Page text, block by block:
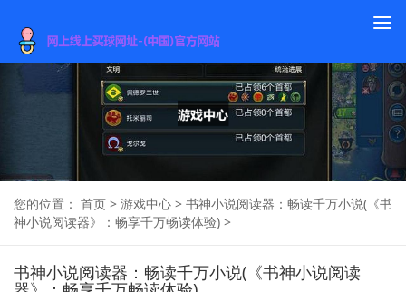
您的位置： 首页 > 游戏中心 > 书神小说阅读器：畅读千万小说(《书
神小说阅读器》：畅享千万畅读体验) >
书神小说阅读器：畅读千万小说(《书神小说阅读